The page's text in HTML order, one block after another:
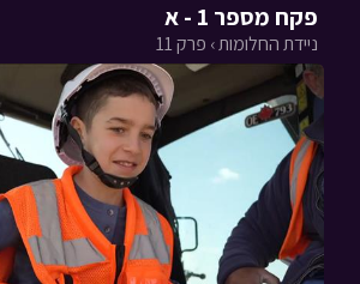
פקח מספר 1 - א
ניידת החלומות › פרק 11